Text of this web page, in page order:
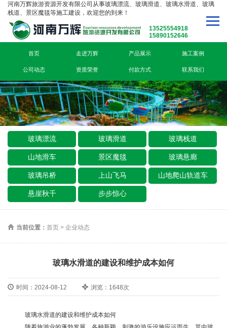
河南万辉旅游资源开发有限公司从事玻璃漂流、玻璃滑道、玻璃水滑道、玻璃
栈道、景区魔毯等施工建设，欢迎您的到来！
13525554918
15890152646
首页 走进万辉 产品展示 施工案例
公司动态 资质荣誉 付款方式 联系我们
玻璃漂流 玻璃滑道 玻璃栈道
山地滑车 景区魔毯 玻璃悬廊
玻璃吊桥 上山飞马 山地爬山轨道车
悬崖秋千 步步惊心
当前位置： 首页 > 企业动态
玻璃水滑道的建设和维护成本如何
时间：2024-08-12 浏览：1648次
玻璃水滑道的建设和维护成本如何